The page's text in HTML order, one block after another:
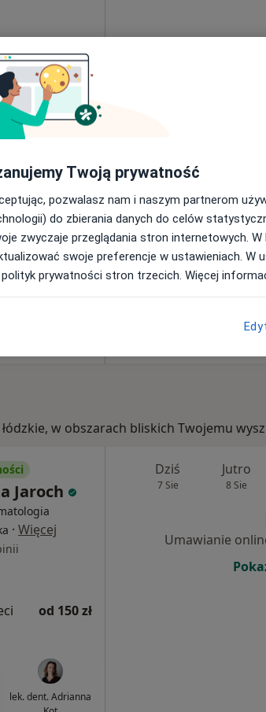
7 Sie
Umawianie
w obszarach bliskich Twojemu
Jaroch
· Więcej
od 150 zł
lek. dent. Adrianna
Dziś
7 Sie
Jutro
8 Sie
Umawianie
Twoją prywatność
pozwalasz nam i naszym partnerom
do zbierania danych do celów
zwyczaje przeglądania stron internetowych.
swoje preferencje w ustawieniach. W
prywatności stron trzecich. Więcej